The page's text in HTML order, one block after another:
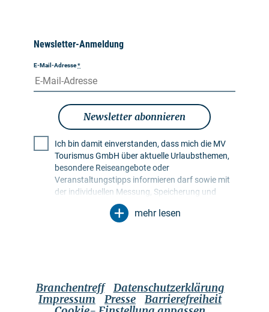
Newsletter-Anmeldung
E-Mail-Adresse*
Newsletter abonnieren
Ich bin damit einverstanden, dass mich die MV
Tourismus GmbH über aktuelle Urlaubsthemen,
besondere Reiseangebote oder
Veranstaltungstipps informieren darf sowie mit
der individuellen Messung, Speicherung und
Auswertung von Öffnungs- und Klickraten in
Empfängerprofilen zu Zwecken der Gestaltung
widerrufen kann. Dies kann ich über einen
Abmeldelink im jeweiligen Newsletter tun oder
mehr lesen
Branchentreff
Datenschutzerklärung
Impressum
Presse
Barrierefreiheit